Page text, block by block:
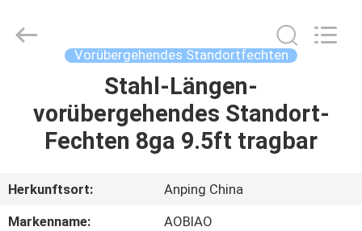
PRODUKTE
ÜBER
UNS
Rights
Vorübergehendes Standortfechten
Stahl-Längen-
vorübergehendes Standort-
Fechten 8ga 9.5ft tragbar
Herkunftsort:
Anping China
Markenname:
AOBIAO